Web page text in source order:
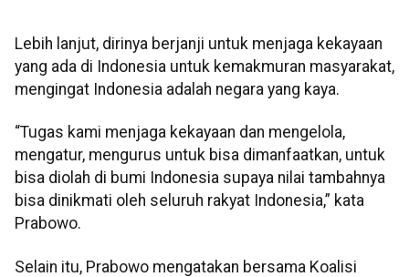
Lebih lanjut, dirinya berjanji untuk menjaga kekayaan
yang ada di Indonesia untuk kemakmuran masyarakat,
mengingat Indonesia adalah negara yang kaya.
“Tugas kami menjaga kekayaan dan mengelola,
mengatur, mengurus untuk bisa dimanfaatkan, untuk
bisa diolah di bumi Indonesia supaya nilai tambahnya
bisa dinikmati oleh seluruh rakyat Indonesia,” kata
Prabowo.
Selain itu, Prabowo mengatakan bersama Koalisi